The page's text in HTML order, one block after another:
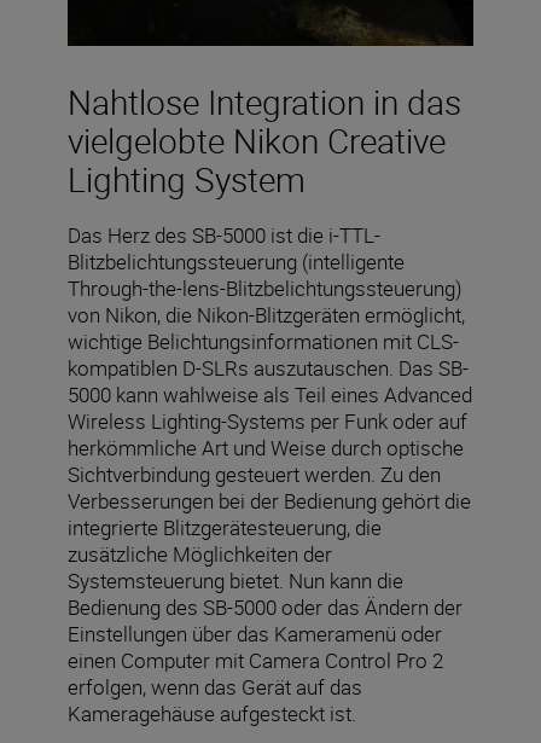
Nahtlose Integration in das
vielgelobte Nikon Creative
Lighting System
Das Herz des SB-5000 ist die i-TTL-
Blitzbelichtungssteuerung (intelligente
Through-the-lens-Blitzbelichtungssteuerung)
von Nikon, die Nikon-Blitzgeräten ermöglicht,
wichtige Belichtungsinformationen mit CLS-
kompatiblen D-SLRs auszutauschen. Das SB-
5000 kann wahlweise als Teil eines Advanced
Wireless Lighting-Systems per Funk oder auf
herkömmliche Art und Weise durch optische
Sichtverbindung gesteuert werden. Zu den
Verbesserungen bei der Bedienung gehört die
integrierte Blitzgerätesteuerung, die
zusätzliche Möglichkeiten der
Systemsteuerung bietet. Nun kann die
Bedienung des SB-5000 oder das Ändern der
Einstellungen über das Kameramenü oder
einen Computer mit Camera Control Pro 2
erfolgen, wenn das Gerät auf das
Kameragehäuse aufgesteckt ist.